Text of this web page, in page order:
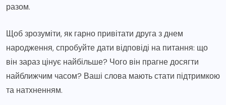
разом.
Щоб зрозуміти, як гарно привітати друга з днем
народження, спробуйте дати відповіді на питання: що
він зараз цінує найбільше? Чого він прагне досягти
найближчим часом? Ваші слова мають стати підтримкою
та натхненням.